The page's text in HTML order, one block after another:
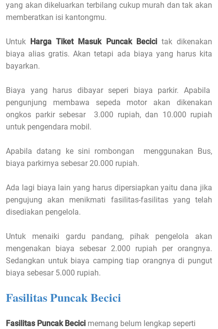
yang akan dikeluarkan terbilang cukup murah dan tak akan
memberatkan isi kantongmu.
Untuk Harga Tiket Masuk Puncak Becicitak dikenakan
biaya alias gratis. Akan tetapi ada biaya yang harus kita
bayarkan.
Biaya yang harus dibayar seperi biaya parkir. Apabila
pengunjung membawa sepeda motor akan dikenakan
ongkos parkir sebesar 3.000 rupiah, dan 10.000 rupiah
untuk pengendara mobil.
Apabila datang ke sini rombongan menggunakan Bus,
biaya parkirnya sebesar 20.000 rupiah.
Ada lagi biaya lain yang harus dipersiapkan yaitu dana jika
pengujung akan menikmati fasilitas-fasilitas yang telah
disediakan pengelola.
Untuk menaiki gardu pandang, pihak pengelola akan
mengenakan biaya sebesar 2.000 rupiah per orangnya.
Sedangkan untuk biaya camping tiap orangnya di pungut
biaya sebesar 5.000 rupiah.
Fasilitas Puncak Becici
Fasilitas Puncak Becici memang belum lengkap seperti